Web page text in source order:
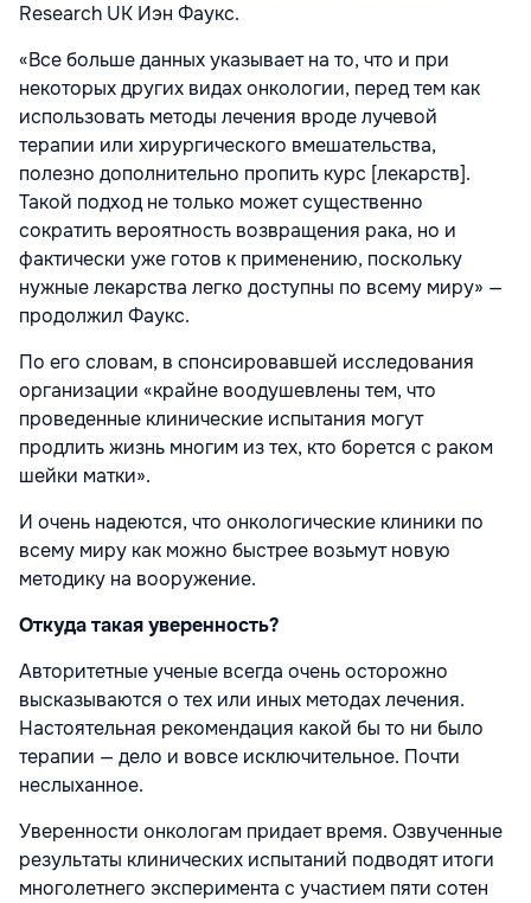
Research UK Иэн Фаукс.
«Все больше данных указывает на то, что и при
некоторых других видах онкологии, перед тем как
использовать методы лечения вроде лучевой
терапии или хирургического вмешательства,
полезно дополнительно пропить курс [лекарств].
Такой подход не только может существенно
сократить вероятность возвращения рака, но и
фактически уже готов к применению, поскольку
нужные лекарства легко доступны по всему миру» —
продолжил Фаукс.
По его словам, в спонсировавшей исследования
организации «крайне воодушевлены тем, что
проведенные клинические испытания могут
продлить жизнь многим из тех, кто борется с раком
шейки матки».
И очень надеются, что онкологические клиники по
всему миру как можно быстрее возьмут новую
методику на вооружение.
Откуда такая уверенность?
Авторитетные ученые всегда очень осторожно
высказываются о тех или иных методах лечения.
Настоятельная рекомендация какой бы то ни было
терапии — дело и вовсе исключительное. Почти
неслыханное.
Уверенности онкологам придает время. Озвученные
результаты клинических испытаний подводят итоги
многолетнего эксперимента с участием пяти сотен